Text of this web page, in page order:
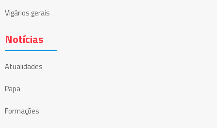
Vigários gerais
Notícias
Atualidades
Papa
Formações